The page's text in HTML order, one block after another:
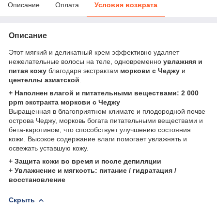
Описание Оплата Условия возврата
Описание
Этот мягкий и деликатный крем эффективно удаляет
нежелательные волосы на теле, одновременно увлажняя и
питая кожу благодаря экстрактам моркови с Чеджу и
центеллы азиатской
+ Наполнен влагой и питательными веществами: 2 000
ppm экстракта моркови с Чеджу
Выращенная в благоприятном климате и плодородной почве
острова Чеджу, морковь богата питательными веществами и
бета-каротином, что способствует улучшению состояния
кожи. Высокое содержание влаги помогает увлажнять и
освежать уставшую кожу.
+ Защита кожи во время и после депиляции
+ Увлажнение и мягкость: питание / гидратация /
восстановление
Скрыть